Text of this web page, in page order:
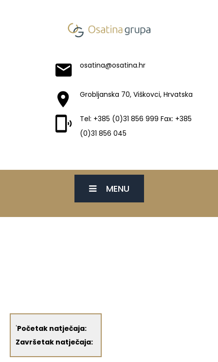
osatina@osatina.hr
Grobljanska 70, Viškovci, Hrvatska
Tel: +385 (0)31 856 999 Fax: +385
(0)31 856 045
MENU
'Početak natječaja:
Završetak natječaja: